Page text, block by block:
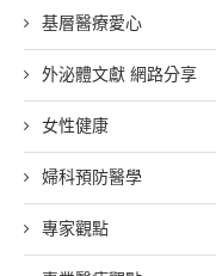
基層醫療愛心
外泌體文獻 網路分享
女性健康
婦科預防醫學
專家觀點